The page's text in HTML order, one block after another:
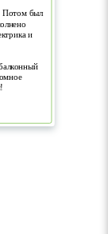
Потом был
и